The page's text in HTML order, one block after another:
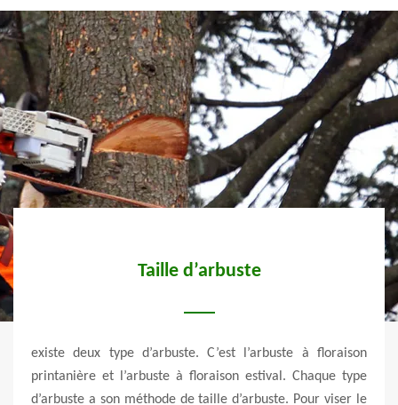
Taille d’arbuste
existe deux type d’arbuste. C’est l’arbuste à floraison
printanière et l’arbuste à floraison estival. Chaque type
d’arbuste a son méthode de taille d’arbuste. Pour viser le